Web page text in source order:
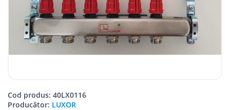
Cod produs: 40LX0116
Producător: LUXOR